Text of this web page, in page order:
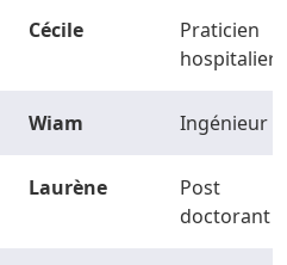
Cécile
Praticien
hospitalier
Wiam Ingénieur
Laurène
Post
doctorant